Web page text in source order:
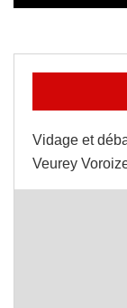
Vidage et
Veurey